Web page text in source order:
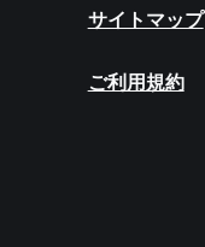
サイトマップ
ご利用規約